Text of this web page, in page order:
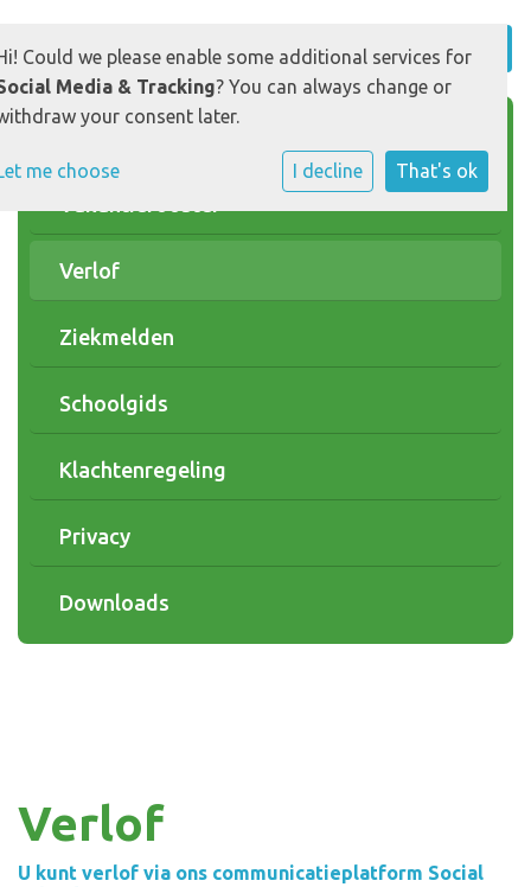
Verlof
Ziekmelden
Schoolgids
Klachtenregeling
Privacy
Downloads
Verlof
U kunt verlof via ons communicatieplatform Social
Could we please enable some additional services for
Media & Tracking? You can always change or
your consent later.
me choose I decline That's ok